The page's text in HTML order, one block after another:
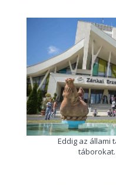
Eddig az állami